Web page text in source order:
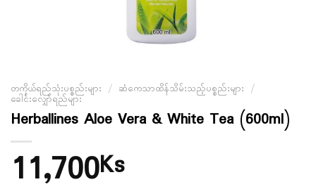
တကိုယ်ရည်သုံးပစ္စည်းများ / ဆံကေသာထိန်သိမ်းသည့်ပစ္စည်းများ /
ခေါင်းလျှော်ရည်များ
Herballines Aloe Vera & White Tea (600ml)
11,700Ks